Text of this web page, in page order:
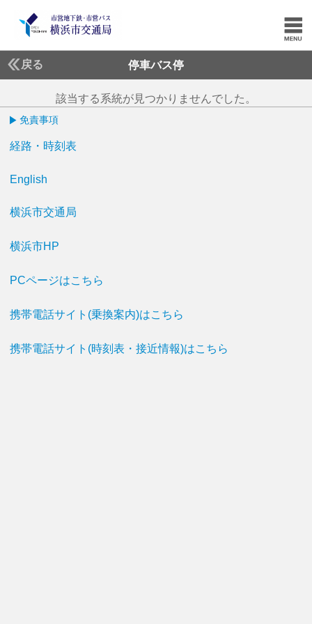
戻る 停車バス停
該当する系統が見つかりませんでした。
免責事項
経路・時刻表
English
横浜市交通局
横浜市HP
PCページはこちら
携帯電話サイト(乗換案内)はこちら
携帯電話サイト(時刻表・接近情報)はこちら